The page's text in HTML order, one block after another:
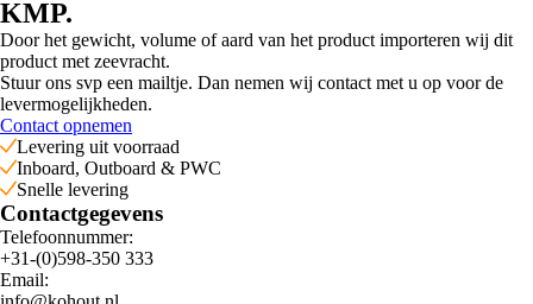
KMP.
Door het gewicht, volume of aard van het product importeren wij dit
product met zeevracht.
Stuur ons svp een mailtje. Dan nemen wij contact met u op voor de
levermogelijkheden.
Contact opnemen
Levering uit voorraad
Inboard, Outboard & PWC
Snelle levering
Contactgegevens
Telefoonnummer:
+31-(0)598-350 333
Email: